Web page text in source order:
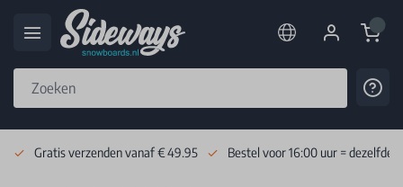
Cart
Gratis verzenden vanaf € 49.95 Bestel voor 16:00 uur = dezelfde